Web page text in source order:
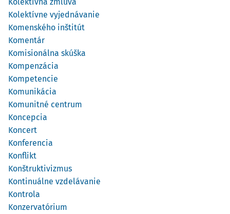
Kolektívne vyjednávanie
Komenského inštitút
Komentár
Komisionálna skúška
Kompenzácia
Kompetencie
Komunikácia
Komunitné centrum
Koncepcia
Koncert
Konferencia
Konflikt
Konštruktivizmus
Kontinuálne vzdelávanie
Kontrola
Konzervatórium